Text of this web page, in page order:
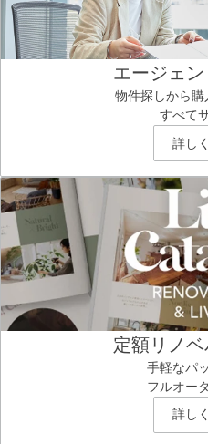
エージェ
物件探しから
すべて
詳し
定額リノ
手軽なパ
フルオー
詳し